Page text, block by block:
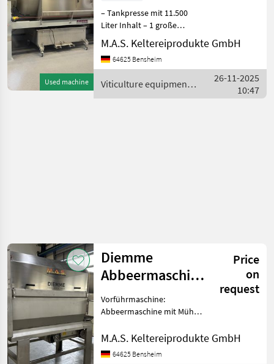
Used machine
– Tankpresse mit 11.500
Liter Inhalt – 1 große
Deckelöffnung –
Wascheinrichtung –
Saftpumpensteuerung –
Zentralbefüllung Viticult
M.A.S. Keltereiprodukte GmbH
64625 Bensheim
Viticulture equipment /
Diemme
26-11-2025
10:47
Diemme
Abbeermaschine
Kappa 60
Price
on
request
Vorführmaschine:
Abbeermaschine mit Mühle
Vorentsaftung Viticulture
equipment Wine presses
M.A.S. Keltereiprodukte GmbH
64625 Bensheim